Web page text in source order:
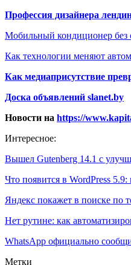
Профессия дизайнера
Мобильный кондиционер без
Как технологии меняют
Как медиаприсутствие
Доска объявлений slanet.by
Новости на https://
Интересное:
Вышел Gutenberg 14.1 с
Что появится в WordPress
Яндекс покажет в поиске по
Нет рутине: как
WhatsApp официально
Метки